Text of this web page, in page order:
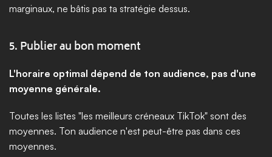
marginaux, ne bâtis pas ta stratégie dessus.
5. Publier au bon moment
L'horaire optimal dépend de ton audience, pas d'une
moyenne générale.
Toutes les listes "les meilleurs créneaux TikTok" sont des
moyennes. Ton audience n'est peut-être pas dans ces
moyennes.